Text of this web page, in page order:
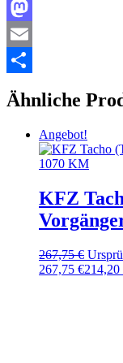
Facebook
Mastodon
Email
Ähnliche
Angebot!
KFZ
267,75€
267,75 €214,20